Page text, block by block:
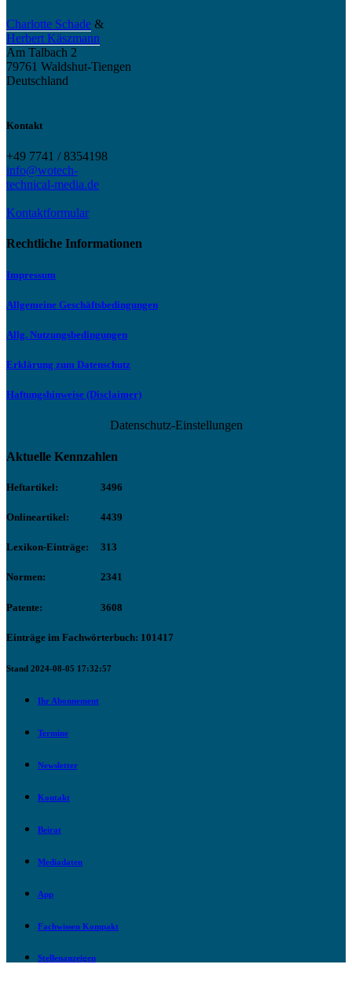
Charlotte Schade &
Herbert Käszmann
Am Talbach 2
79761 Waldshut-Tiengen
Deutschland
Kontakt
+49 7741 / 8354198
info@wotech-
technical-media.de
Kontaktformular
Rechtliche Informationen
Impressum
Allgemeine Geschäftsbedingungen
Allg. Nutzungsbedingungen
Erklärung zum Datenschutz
Haftungshinweise (Disclaimer)
Datenschutz-Einstellungen
Aktuelle Kennzahlen
Heftartikel: 3496
Onlineartikel: 4439
Lexikon-Einträge: 313
Normen: 2341
Patente: 3608
Einträge im Fachwörterbuch: 101417
Stand 2024-08-05 17:32:57
Ihr Abonnement
Termine
Newsletter
Kontakt
Beirat
Mediadaten
App
Fachwissen Kompakt
Stellenanzeigen